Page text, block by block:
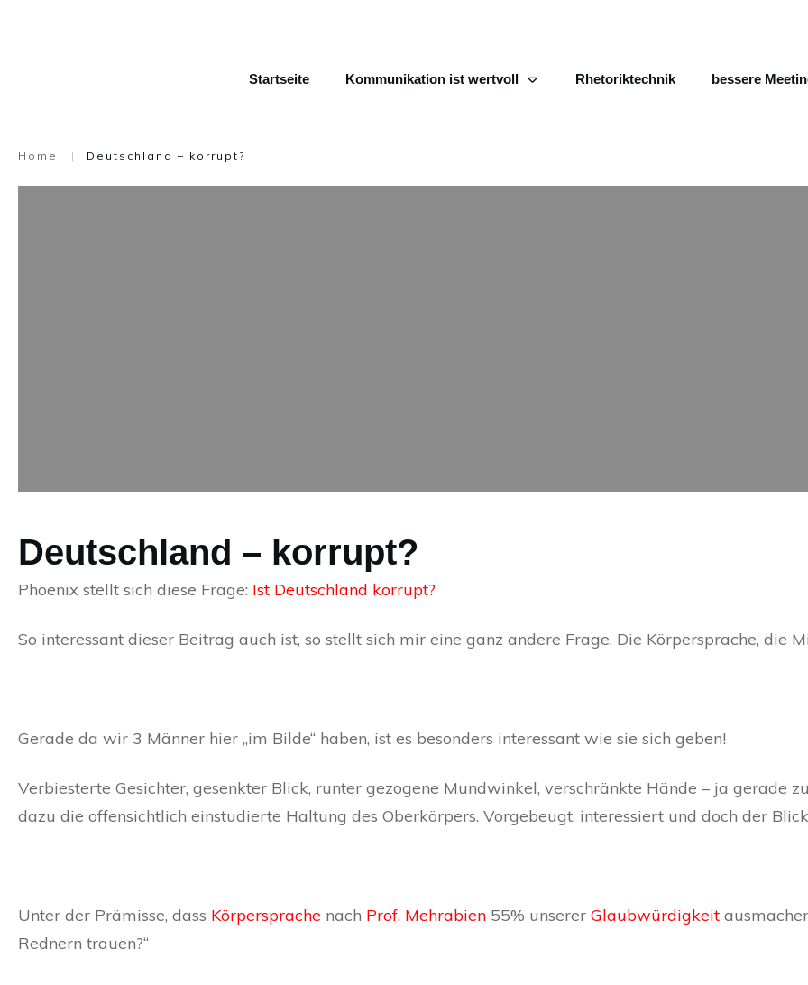
Startseite Kommunikation ist wertvoll Rhetoriktechnik bessere
Home | Deutschland – korrupt?
Deutschland – korrupt?
Phoenix stellt sich diese Frage: Ist Deutschland korrupt?
So interessant dieser Beitrag auch ist, so stellt sich mir eine ganz andere Frage. Die Körpersprache, die
Gerade da wir 3 Männer hier „im Bilde“ haben, ist es besonders interessant wie sie sich geben!
Verbiesterte Gesichter, gesenkter Blick, runter gezogene Mundwinkel, verschränkte Hände – ja gerade
dazu die offensichtlich einstudierte Haltung des Oberkörpers. Vorgebeugt, interessiert und doch der
Unter der Prämisse, dass Körpersprache nach Prof. Mehrabien 55% unserer Glaubwürdigkeit
Rednern trauen?“